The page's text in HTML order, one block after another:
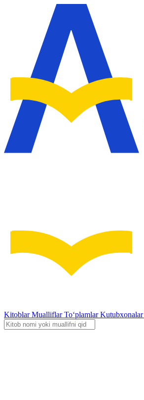
KitoblarMualliflarTo‘plamlarKutubxonalar